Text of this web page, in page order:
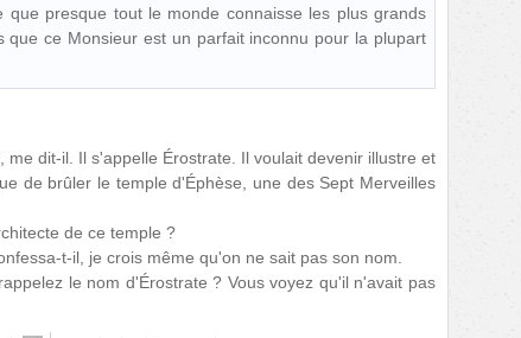
que presque tout le monde connaisse les plus grands
que ce Monsieur est un parfait inconnu pour la plupart
dit-il. Il s'appelle Érostrate. Il voulait devenir illustre et
de brûler le temple d'Éphèse, une des Sept Merveilles
de ce temple ?
t-il, je crois même qu'on ne sait pas son nom.
le nom d'Érostrate ? Vous voyez qu'il n'avait pas